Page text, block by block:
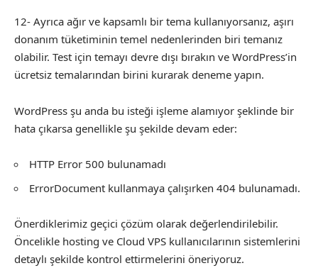
12- Ayrıca ağır ve kapsamlı bir tema kullanıyorsanız, aşırı
donanım tüketiminin temel nedenlerinden biri temanız
olabilir. Test için temayı devre dışı bırakın ve WordPress’in
ücretsiz temalarından birini kurarak deneme yapın.
WordPress şu anda bu isteği işleme alamıyor şeklinde bir
hata çıkarsa genellikle şu şekilde devam eder:
HTTP Error 500 bulunamadı
ErrorDocument kullanmaya çalışırken 404 bulunamadı.
Önerdiklerimiz geçici çözüm olarak değerlendirilebilir.
Öncelikle hosting ve Cloud VPS kullanıcılarının sistemlerini
detaylı şekilde kontrol ettirmelerini öneriyoruz.